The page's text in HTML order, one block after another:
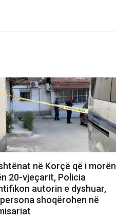
në Korçë që i morën
20-vjeçarit, Policia
autorin e dyshuar,
shoqërohen në